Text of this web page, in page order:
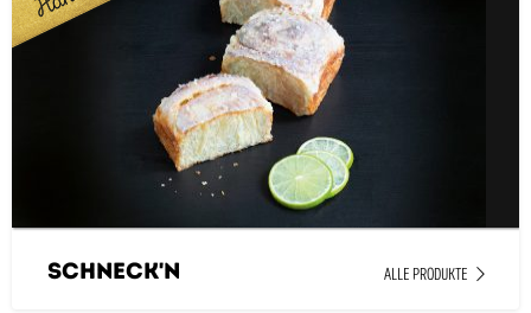
Schneck'n ALLE PRODUKTE